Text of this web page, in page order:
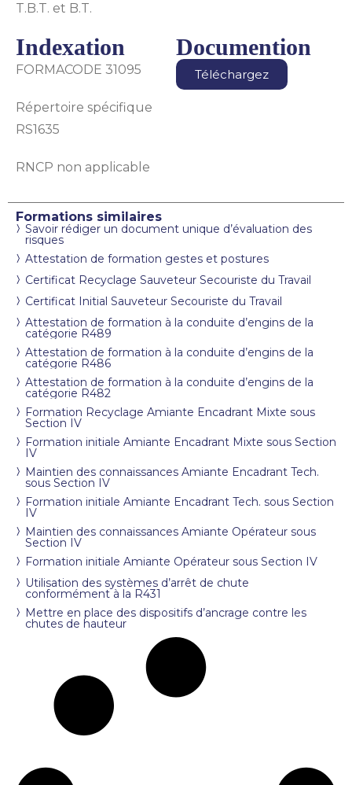
T.B.T. et B.T.
Indexation
FORMACODE 31095
Répertoire spécifique
RS1635
RNCP non applicable
Documention
Téléchargez
Formations similaires
Savoir rédiger un document unique d’évaluation des
risques
Attestation de formation gestes et postures
Certificat Recyclage Sauveteur Secouriste du Travail
Certificat Initial Sauveteur Secouriste du Travail
Attestation de formation à la conduite d’engins de la
catégorie R489
Attestation de formation à la conduite d’engins de la
catégorie R486
Attestation de formation à la conduite d’engins de la
catégorie R482
Formation Recyclage Amiante Encadrant Mixte sous
Section IV
Formation initiale Amiante Encadrant Mixte sous Section
IV
Maintien des connaissances Amiante Encadrant Tech.
sous Section IV
Formation initiale Amiante Encadrant Tech. sous Section
IV
Maintien des connaissances Amiante Opérateur sous
Section IV
Formation initiale Amiante Opérateur sous Section IV
Utilisation des systèmes d’arrêt de chute
conformément à la R431
Mettre en place des dispositifs d’ancrage contre les
chutes de hauteur